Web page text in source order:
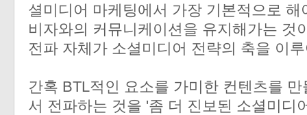
셜미디어 마케팅에서 가장 기본적으로
비자와의 커뮤니케이션을 유지해가는 것
전파 자체가 소셜미디어 전략의 축을 이
간혹 BTL적인 요소를 가미한 컨텐츠를
서 전파하는 것을 '좀 더 진보된 소셜미디